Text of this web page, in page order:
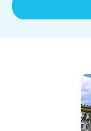
特色・教育内容
施設について